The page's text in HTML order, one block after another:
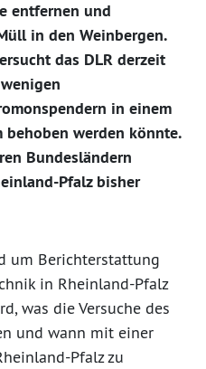
entfernen und
in den Weinbergen.
das DLR derzeit
in einem
behoben werden könnte.
Bundesländern
Pfalz bisher
um Berichterstattung
in Rheinland-Pfalz
was die Versuche des
und wann mit einer
Pfalz zu